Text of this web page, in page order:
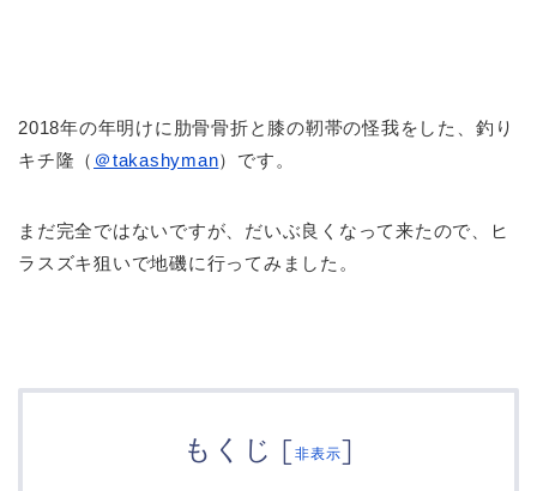
2018年の年明けに肋骨骨折と膝の靭帯の怪我をした、釣り
キチ隆（ ＠takashyman）です。
まだ完全ではないですが、だいぶ良くなって来たので、ヒ
ラスズキ狙いで地磯に行ってみました。
もくじ [非表示]